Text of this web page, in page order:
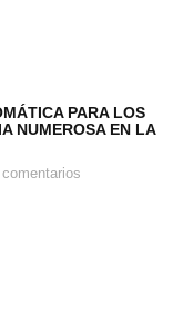
PARA LOS
NUMEROSA EN LA